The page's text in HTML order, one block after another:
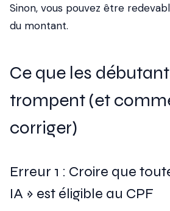
Sinon, vous pouvez être
du montant.
Ce que les
trompent (et
corriger)
Erreur 1 : Croire que
IA » est éligible au CPF